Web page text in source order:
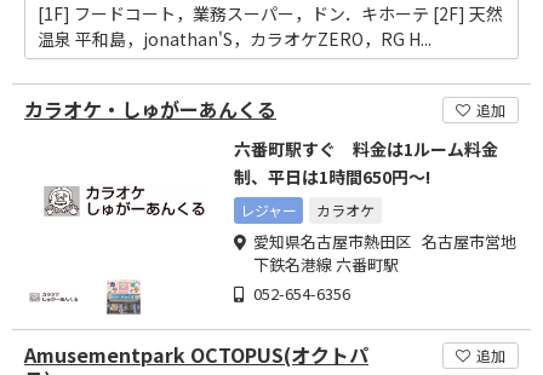
[1F] フードコート，業務スーパー，ドン．キホーテ [2F] 天然
温泉 平和島，jonathan'S，カラオケZERO，RG H...
カラオケ・しゅがーあんくる 追加
六番町駅すぐ 料金は1ルーム料金
制、平日は1時間650円～!
レジャー カラオケ
愛知県名古屋市熱田区 名古屋市営地
下鉄名港線 六番町駅
052-654-6356
Amusementpark OCTOPUS(オクトパ
追加